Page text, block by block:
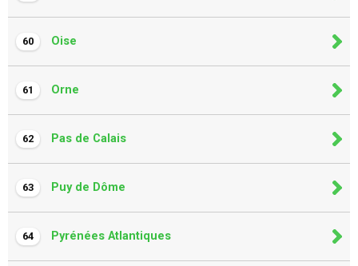
60 Oise
61 Orne
62 Pas de Calais
63 Puy de Dôme
64 Pyrénées Atlantiques